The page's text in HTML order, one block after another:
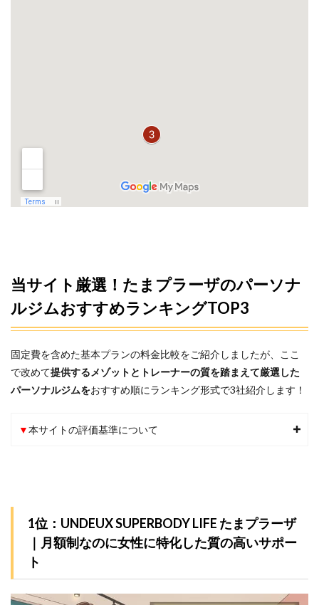
当サイト厳選！たまプラーザのパーソナ
ルジムおすすめランキングTOP3
固定費を含めた基本プランの料金比較をご紹介しましたが、ここ
で改めて提供するメゾットとトレーナーの質を踏まえて厳選した
パーソナルジムをおすすめ順にランキング形式で3社紹介します！
▼本サイトの評価基準について
1位：UNDEUX SUPERBODY LIFE たまプラーザ
｜月額制なのに女性に特化した質の高いサポー
ト